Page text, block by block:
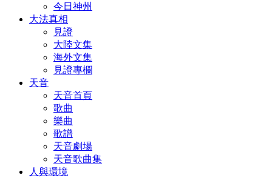
今日神州
大法真相
見證
大陸文集
海外文集
見證專欄
天音
天音首頁
歌曲
樂曲
歌譜
天音劇場
天音歌曲集
人與環境